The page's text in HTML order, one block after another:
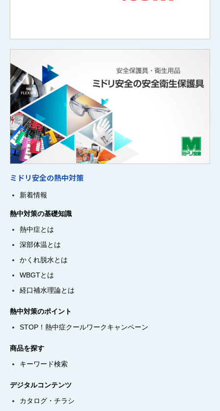
ミドリ安全の熱中対策
新着情報
熱中対策の基礎知識
熱中症とは
深部体温とは
かくれ脱水とは
WBGTとは
経口補水理論とは
熱中対策のポイント
STOP！熱中症クールワークキャンペーン
商品を探す
キーワード検索
デジタルコンテンツ
カタログ・チラシ